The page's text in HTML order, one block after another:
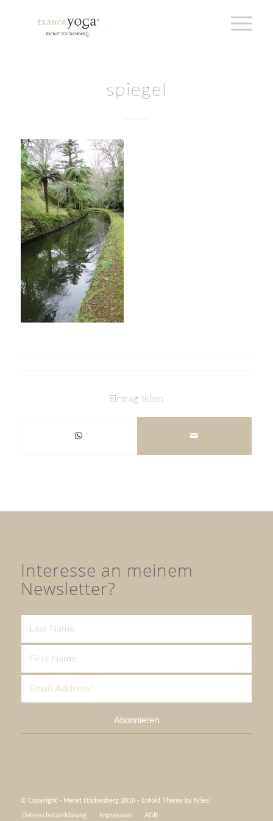
spiegel
Eintrag teilen
Interesse an meinem
Newsletter?
© Copyright - Meret Hackenberg 2018 - Enfold Theme by Kriesi
Datenschutzerklärung Impressum AGB